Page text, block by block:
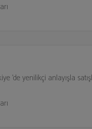
'de yenilikçi anlayışla